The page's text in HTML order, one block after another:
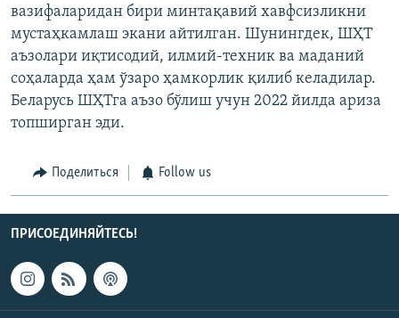
вазифаларидан бири минтақавий хавфсизликни
мустаҳкамлаш экани айтилган. Шунингдек, ШҲТ
аъзолари иқтисодий, илмий-техник ва маданий
соҳаларда ҳам ўзаро ҳамкорлик қилиб келадилар.
Беларусь ШҲТга аъзо бўлиш учун 2022 йилда ариза
топширган эди.
Поделиться Follow us
ПРИСОЕДИНЯЙТЕСЬ!